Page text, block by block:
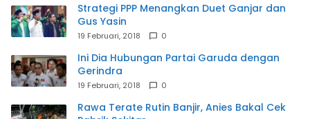
Strategi PPP Menangkan Duet Ganjar dan
Gus Yasin
19 Februari, 2018 0
Ini Dia Hubungan Partai Garuda dengan
Gerindra
19 Februari, 2018 0
Rawa Terate Rutin Banjir, Anies Bakal Cek